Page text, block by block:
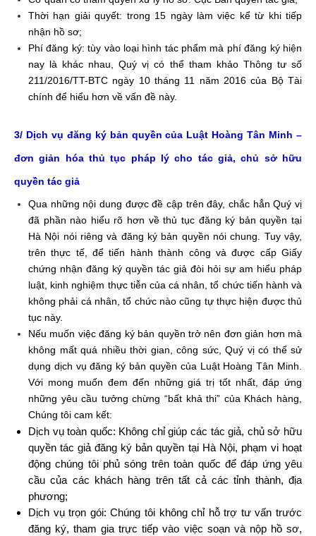
Thời hạn giải quyết: trong 15 ngày làm việc kể từ khi tiếp
nhận hồ sơ;
Phí đăng ký: tùy vào loại hình tác phẩm mà phí đăng ký hiện
nay là khác nhau, Quý vị có thể tham khảo Thông tư số
211/2016/TT-BTC ngày 10 tháng 11 năm 2016 của Bộ Tài
chính để hiểu hơn về vấn đề này.
3/ Dịch vụ đăng ký bản quyền của Luật Hoàng Tân Minh –
đơn giản hóa thủ tục pháp lý cho tác giả, chủ sở hữu
quyền tác giả
Qua những nội dung được đề cập trên đây, chắc hẳn Quý vị
đã phần nào hiểu rõ hơn về thủ tục đăng ký bản quyền tại
Hà Nội nói riêng và đăng ký bản quyền nói chung. Tuy vậy,
trên thực tế, để tiến hành thành công và được cấp Giấy
chứng nhận đăng ký quyền tác giả đòi hỏi sự am hiểu pháp
luật, kinh nghiệm thực tiễn của cá nhân, tổ chức tiến hành và
không phải cá nhân, tổ chức nào cũng tự thực hiện được thủ
tục này.
Nếu muốn việc đăng ký bản quyền trở nên đơn giản hơn mà
không mất quá nhiều thời gian, công sức, Quý vị có thể sử
dụng dịch vụ đăng ký bản quyền của Luật Hoàng Tân Minh
Với mong muốn đem đến những giá trị tốt nhất, đáp ứng
những yêu cầu tưởng chừng “bất khả thi” của Khách hàng,
Chúng tôi cam kết:
Dịch vụ toàn quốc: Không chỉ giúp các tác giả, chủ sở hữu
quyền tác giả đăng ký bản quyền tại Hà Nội, phạm vi hoạt
động chúng tôi phủ sóng trên toàn quốc để đáp ứng yêu
cầu của các khách hàng trên tất cả các tỉnh thành, địa
phương;
Dịch vụ trọn gói: Chúng tôi không chỉ hỗ trợ tư vấn trước
đăng ký, tham gia trực tiếp vào việc soạn và nộp hồ sơ,